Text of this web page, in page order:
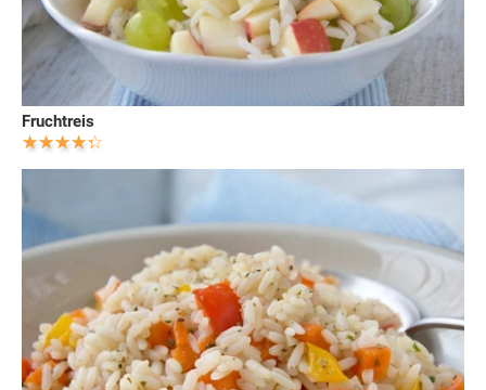
Fruchtreis